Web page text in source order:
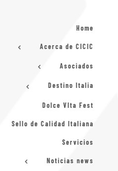
Home
Acerca de CICIC
Asociados
Destino Italia
Dolce VIta Fest
Sello de Calidad Italiana
Servicios
Noticias news